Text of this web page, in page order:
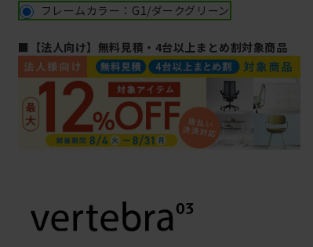
フレームカラー：G1/ダークグリーン
■【法人向け】無料見積・4台以上まとめ割対象商品